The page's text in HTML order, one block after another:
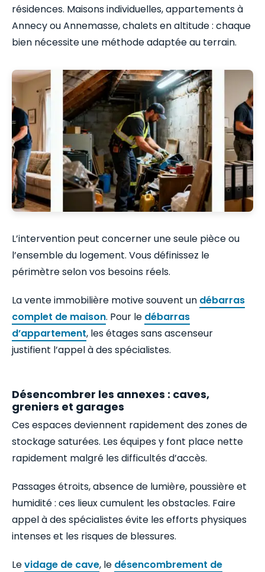
résidences. Maisons individuelles, appartements à
Annecy ou Annemasse, chalets en altitude : chaque
bien nécessite une méthode adaptée au terrain.
L’intervention peut concerner une seule pièce ou
l’ensemble du logement. Vous définissez le
périmètre selon vos besoins réels.
La vente immobilière motive souvent un débarras
complet de maison. Pour le débarras
d’appartement, les étages sans ascenseur
justifient l’appel à des spécialistes.
Désencombrer les annexes : caves,
greniers et garages
Ces espaces deviennent rapidement des zones de
stockage saturées. Les équipes y font place nette
rapidement malgré les difficultés d’accès.
Passages étroits, absence de lumière, poussière et
humidité : ces lieux cumulent les obstacles. Faire
appel à des spécialistes évite les efforts physiques
intenses et les risques de blessures.
Levidage de cave, le désencombrement de